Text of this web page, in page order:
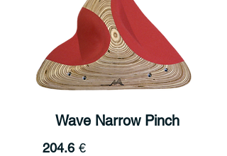
Wave Narrow Pinch
204.6 €